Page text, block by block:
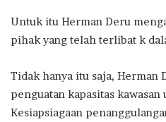
Untuk itu Herman Deru
pihak yang telah terlibat k
Tidak hanya itu saja, Herman
penguatan kapasitas
Kesiapsiagaan